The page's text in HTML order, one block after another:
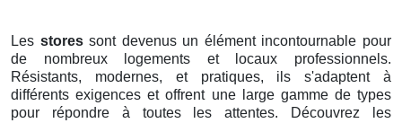
Les storessont devenus un élément incontournable pour
de nombreux logements et locaux professionnels.
Résistants, modernes, et pratiques, ils s'adaptent à
différents exigences et offrent une large gamme de types
pour répondre à toutes les attentes. Découvrez les